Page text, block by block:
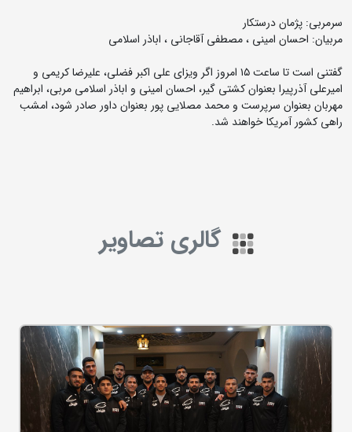
سرمربی: پژمان درستکار
مربیان: احسان امینی ، مصطفی آقاجانی ، اباذر اسلامی
گفتنی است تا ساعت ۱۵ امروز اگر ویزای علی اکبر فضلی، علیرضا کریمی و
امیرعلی آذرپیرا بعنوان کشتی گیر، احسان امینی و اباذر اسلامی مربی، ابراهیم
مهربان بعنوان سرپرست و محمد مصلایی پور بعنوان داور صادر شود، امشب
راهی کشور آمریکا خواهند شد.
گالری تصاویر